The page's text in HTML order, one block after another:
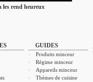
les rend heureux
GUIDES
Produits minceur
Régime minceur
Appareils minceur
Thèmes de cuisine